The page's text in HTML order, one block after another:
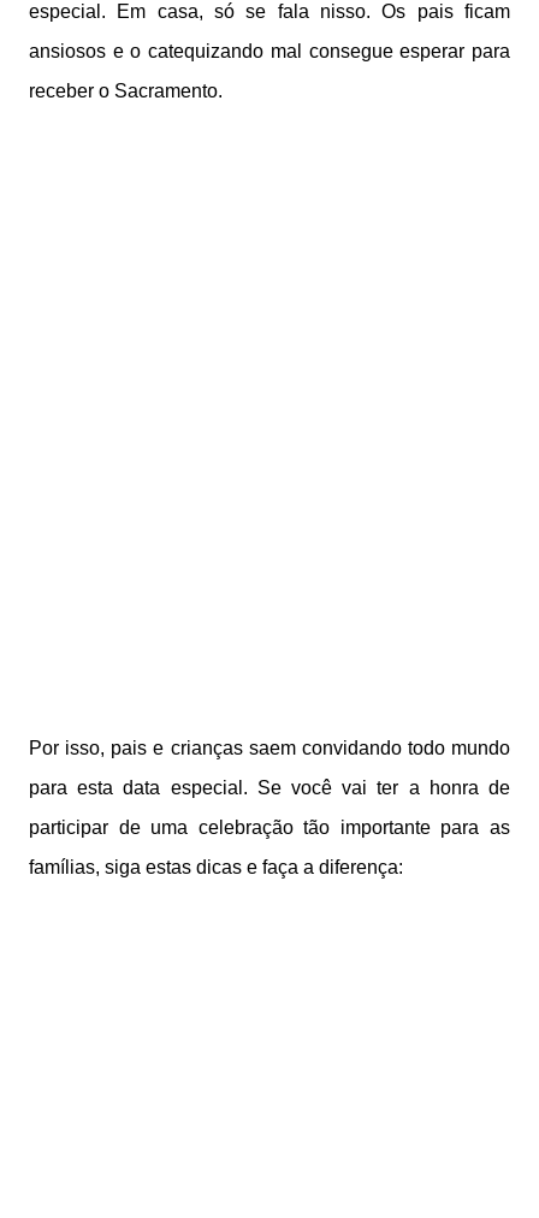
especial. Em casa, só se fala nisso. Os pais ficam
ansiosos e o catequizando mal consegue esperar para
receber o Sacramento.
Por isso, pais e crianças saem convidando todo mundo
para esta data especial. Se você vai ter a honra de
participar de uma celebração tão importante para as
famílias, siga estas dicas e faça a diferença: